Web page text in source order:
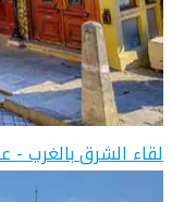
لقاء الشرق بالغرب